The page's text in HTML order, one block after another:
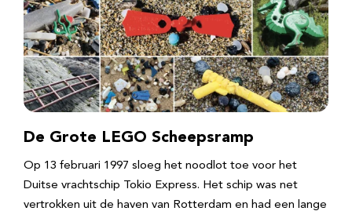
De Grote LEGO Scheepsramp
Op 13 februari 1997 sloeg het noodlot toe voor het
Duitse vrachtschip Tokio Express. Het schip was net
vertrokken uit de haven van Rotterdam en had een lange